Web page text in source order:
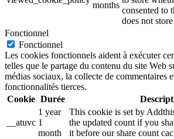
months
consented to
does not
Fonctionnel
Fonctionnel
Les cookies fonctionnels aident à exécuter
telles que le partage du contenu du site Web
médias sociaux, la collecte de commentaires
fonctionnalités tierces.
Cookie Durée
__atuvc
1 year
1
month
This cookie is set by
the updated count if you
it before our share count